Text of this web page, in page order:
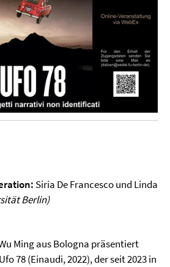
Siria De Francesco und Linda
Berlin)
Ming aus Bologna präsentiert
78 (Einaudi, 2022), der seit 2023 in